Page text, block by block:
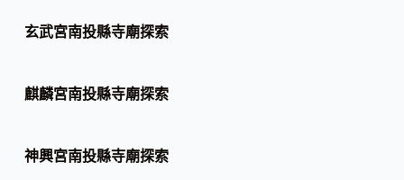
玄武宮南投縣寺廟探索
麒麟宮南投縣寺廟探索
神興宮南投縣寺廟探索